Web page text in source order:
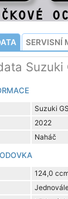
SERVISNÍ
Suzuki
Suzuki
2022
Naháč
124,0